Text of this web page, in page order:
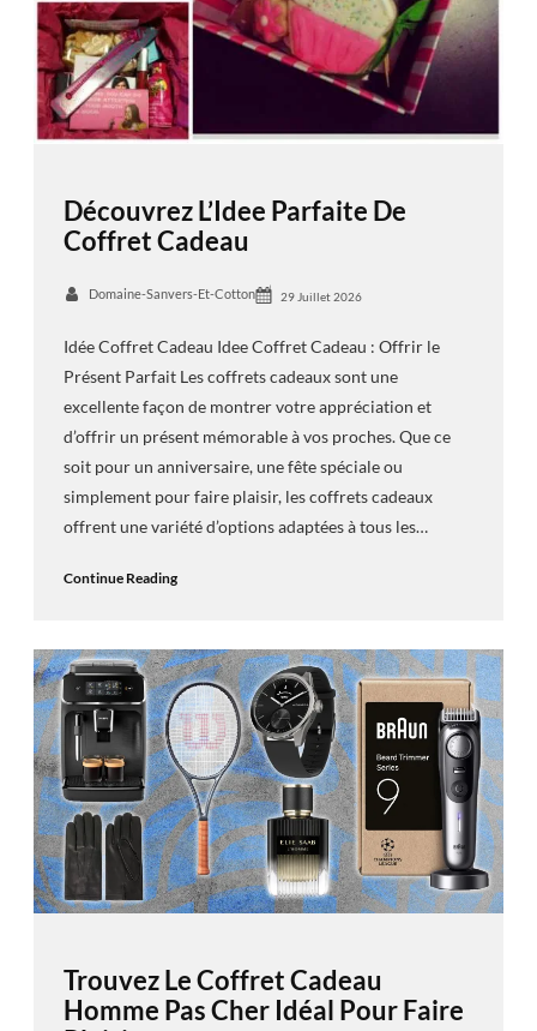
Découvrez L’Idee Parfaite De
Coffret Cadeau
Domaine-Sanvers-Et-Cotton 29 Juillet 2026
Idée Coffret Cadeau Idee Coffret Cadeau : Offrir le
Présent Parfait Les coffrets cadeaux sont une
excellente façon de montrer votre appréciation et
d’offrir un présent mémorable à vos proches. Que ce
soit pour un anniversaire, une fête spéciale ou
simplement pour faire plaisir, les coffrets cadeaux
offrent une variété d’options adaptées à tous les…
Continue Reading
Trouvez Le Coffret Cadeau
Homme Pas Cher Idéal Pour Faire